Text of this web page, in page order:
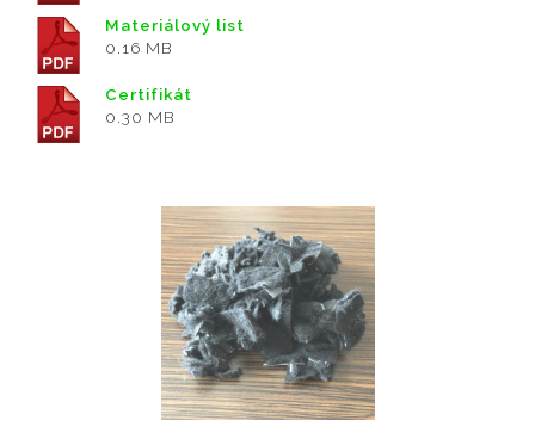
Materiálový list
0.16 MB
Certifikát
0.30 MB